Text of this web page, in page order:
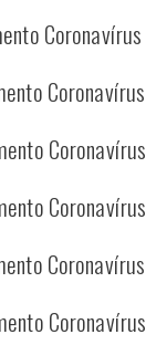
Coronavírus
Coronavírus
Coronavírus
Coronavírus
Coronavírus
Coronavírus